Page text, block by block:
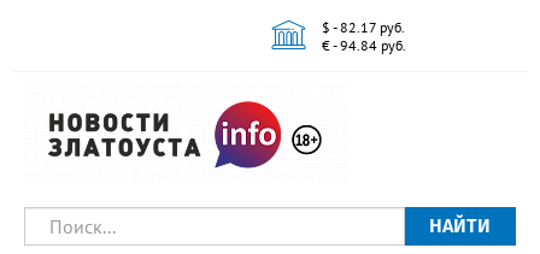
$ - 82.17 руб.
€ - 94.84 руб.
НАЙТИ